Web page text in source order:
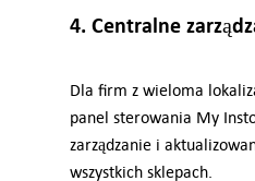
4. Centralne
Dla firm z wieloma
panel sterowania My
zarządzanie i
wszystkich sklepach.